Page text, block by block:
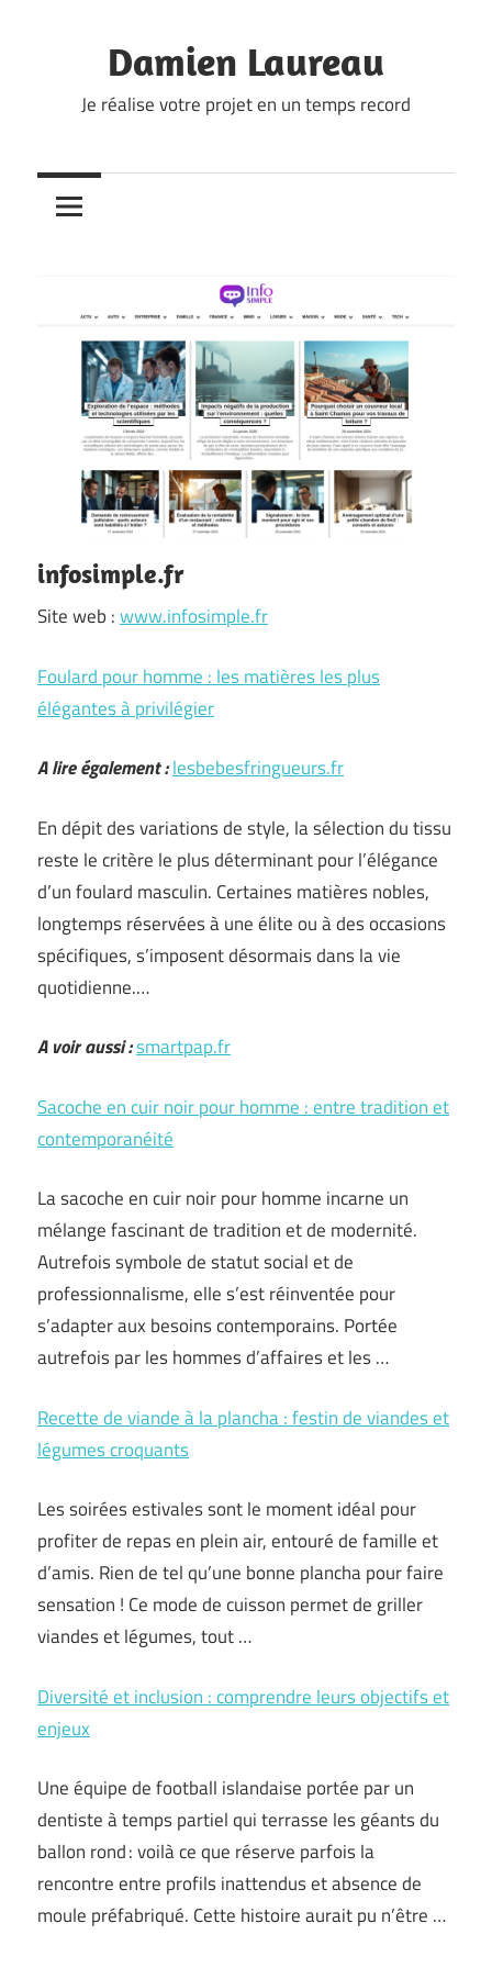
Damien Laureau
Je réalise votre projet en un temps record
infosimple.fr
Site web :www.infosimple.fr
Foulard pour homme : les matières les plus
élégantes à privilégier
A lire également :lesbebesfringueurs.fr
En dépit des variations de style, la sélection du tissu
reste le critère le plus déterminant pour l’élégance
d’un foulard masculin. Certaines matières nobles,
longtemps réservées à une élite ou à des occasions
spécifiques, s’imposent désormais dans la vie
quotidienne.…
A voir aussi :smartpap.fr
Sacoche en cuir noir pour homme : entre tradition et
contemporanéité
La sacoche en cuir noir pour homme incarne un
mélange fascinant de tradition et de modernité.
Autrefois symbole de statut social et de
professionnalisme, elle s’est réinventée pour
s’adapter aux besoins contemporains. Portée
autrefois par les hommes d’affaires et les …
Recette de viande à la plancha : festin de viandes et
légumes croquants
Les soirées estivales sont le moment idéal pour
profiter de repas en plein air, entouré de famille et
d’amis. Rien de tel qu’une bonne plancha pour faire
sensation ! Ce mode de cuisson permet de griller
viandes et légumes, tout …
Diversité et inclusion : comprendre leurs objectifs et
enjeux
Une équipe de football islandaise portée par un
dentiste à temps partiel qui terrasse les géants du
ballon rond : voilà ce que réserve parfois la
rencontre entre profils inattendus et absence de
moule préfabriqué. Cette histoire aurait pu n’être …